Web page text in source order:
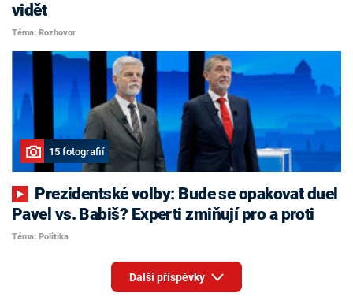
vidět
Téma: Rozhovor
15 fotografií
Pavel vs. Babiš? Experti zmiňují pro a proti
Téma: Politika
Další příspěvky